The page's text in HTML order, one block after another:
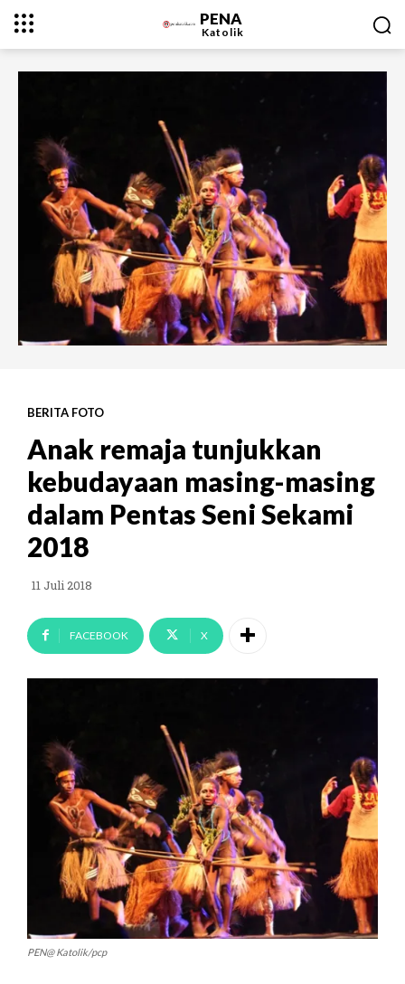
PENA
Katolik
BERITA FOTO
Anak remaja tunjukkan
kebudayaan masing-masing
dalam Pentas Seni Sekami
2018
11 Juli 2018
FACEBOOK X
PEN@ Katolik/pcp